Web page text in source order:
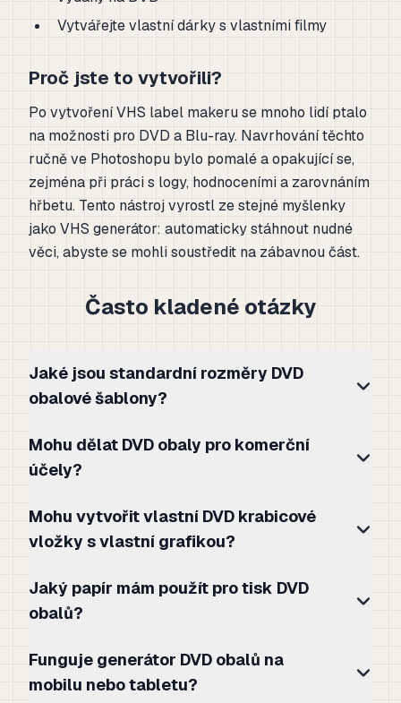
Vytvářejte vlastní dárky s vlastními filmy
Proč jste to vytvořili?
Po vytvoření VHS label makeru se mnoho lidí ptalo
na možnosti pro DVD a Blu-ray. Navrhování těchto
ručně ve Photoshopu bylo pomalé a opakující se,
zejména při práci s logy, hodnoceními a zarovnáním
hřbetu. Tento nástroj vyrostl ze stejné myšlenky
jako VHS generátor: automaticky stáhnout nudné
věci, abyste se mohli soustředit na zábavnou část.
Často kladené otázky
Jaké jsou standardní rozměry DVD
obalové šablony?
Mohu dělat DVD obaly pro komerční
účely?
Mohu vytvořit vlastní DVD krabicové
vložky s vlastní grafikou?
Jaký papír mám použít pro tisk DVD
obalů?
Funguje generátor DVD obalů na
mobilu nebo tabletu?